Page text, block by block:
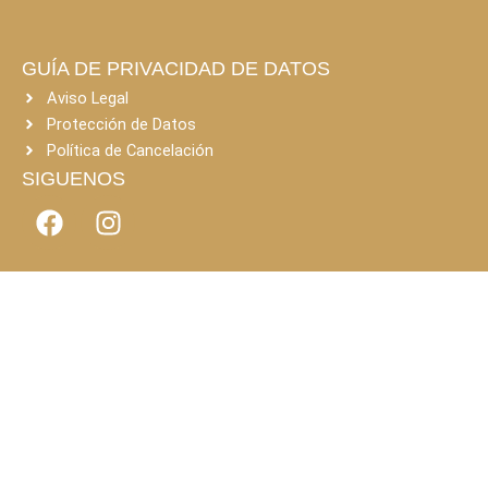
GUÍA DE PRIVACIDAD DE DATOS
Aviso Legal
Protección de Datos
Política de Cancelación
SIGUENOS
F
a
I
n